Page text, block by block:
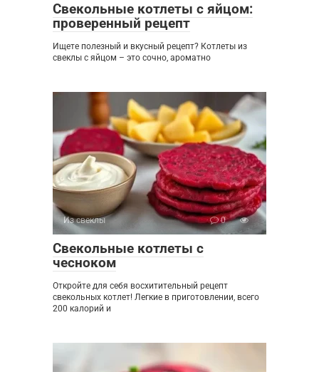
Свекольные котлеты с яйцом:
проверенный рецепт
Ищете полезный и вкусный рецепт? Котлеты из
свеклы с яйцом – это сочно, ароматно
Из свеклы 0
Свекольные котлеты с
чесноком
Откройте для себя восхитительный рецепт
свекольных котлет! Легкие в приготовлении, всего
200 калорий и